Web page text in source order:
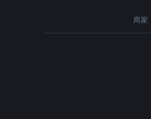
商家